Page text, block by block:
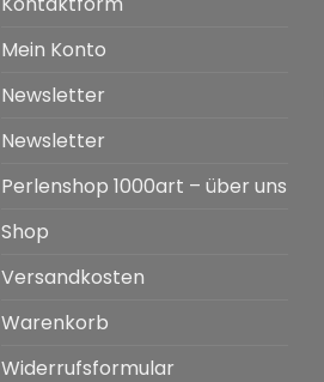
Mein Konto
Newsletter
Newsletter
Perlenshop 1000art – über uns
Shop
Versandkosten
Warenkorb
Widerrufsformular